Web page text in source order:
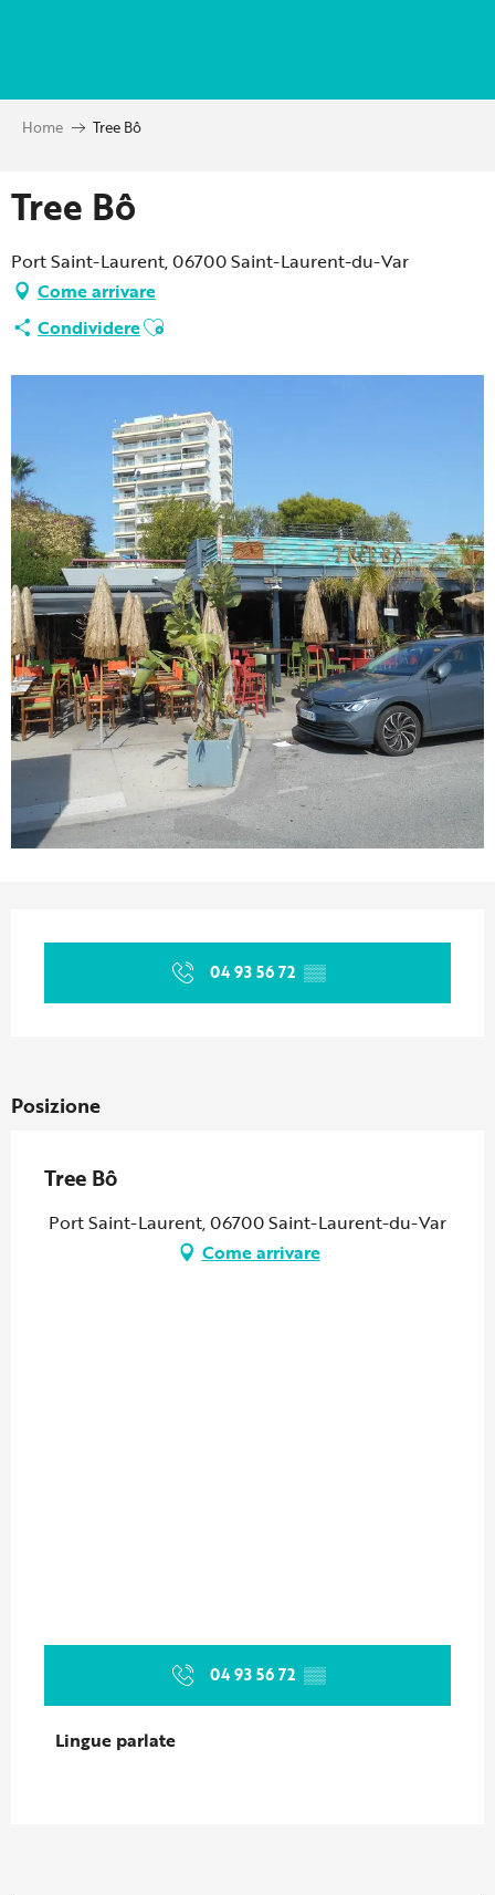
principal
Home Tree Bô
Tree Bô
Port Saint-Laurent, 06700 Saint-Laurent-du-Var
Come arrivare
CondividereAjouter aux favoris
04 93 56 72 ▒▒
Posizione
Tree Bô
Port Saint-Laurent, 06700 Saint-Laurent-du-Var
Come arrivare
04 93 56 72 ▒▒
Lingue parlate
Lingue parlate